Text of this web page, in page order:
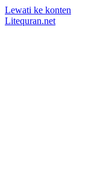
Lewati ke konten
Litequran.net